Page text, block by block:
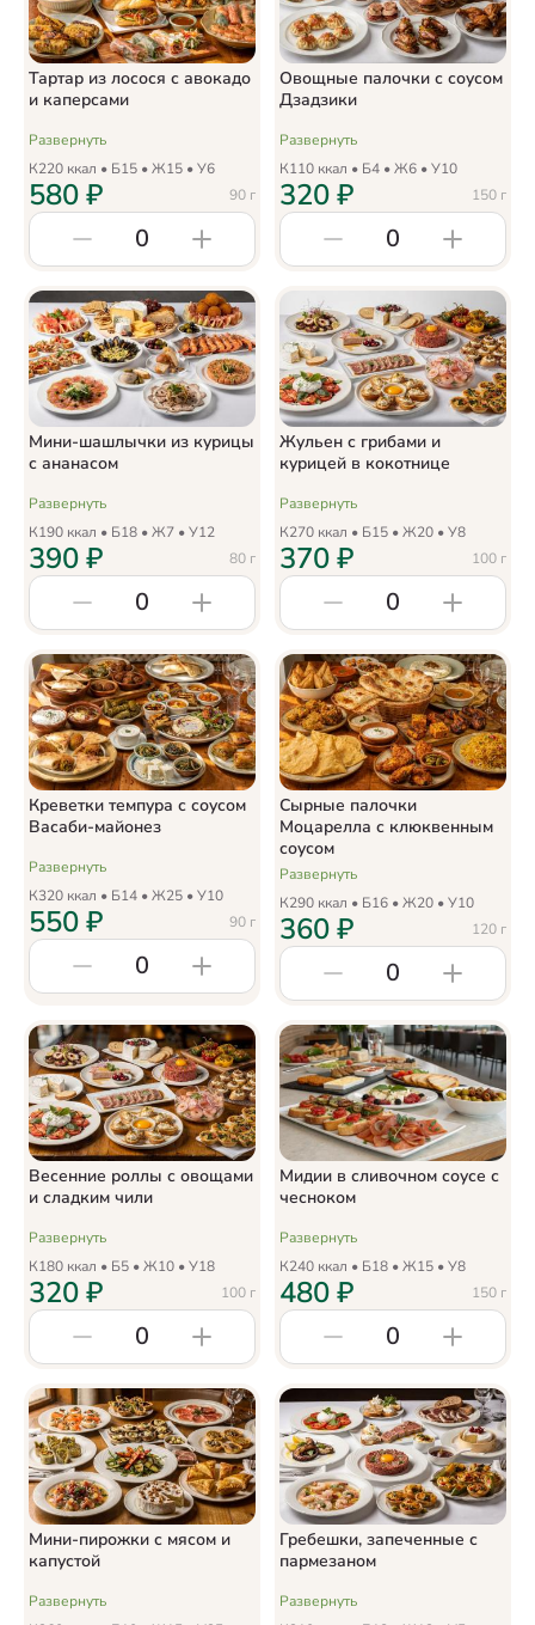
Тартар из лосося с авокадо
и каперсами
Развернуть
К220 ккал • Б15 • Ж15 • У6
90 г
580₽
0
Овощные палочки с соусом
Дзадзики
Развернуть
К110 ккал • Б4 • Ж6 • У10
150 г
320₽
0
Мини-шашлычки из курицы
с ананасом
Развернуть
К190 ккал • Б18 • Ж7 • У12
80 г
390₽
0
Жульен с грибами и
курицей в кокотнице
Развернуть
К270 ккал • Б15 • Ж20 • У8
100 г
370₽
0
Креветки темпура с соусом
Васаби-майонез
Развернуть
К320 ккал • Б14 • Ж25 • У10
90 г
550₽
0
Сырные палочки
Моцарелла с клюквенным
соусом
Развернуть
К290 ккал • Б16 • Ж20 • У10
120 г
360₽
0
Весенние роллы с овощами
и сладким чили
Развернуть
К180 ккал • Б5 • Ж10 • У18
100 г
320₽
0
Мидии в сливочном соусе с
чесноком
Развернуть
К240 ккал • Б18 • Ж15 • У8
150 г
480₽
0
Мини-пирожки с мясом и
капустой
Развернуть
Гребешки, запеченные с
пармезаном
Развернуть